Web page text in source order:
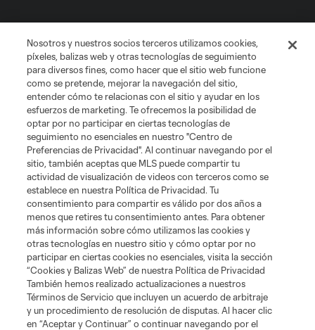
Club Sites
Términos de servicio Política de privacidad
No vender mi información
Cookies Settings
©2026 MLS. El nombre y escudo de la Major League Soccer y MLS son
marcas registradas de League Soccer, L.L.C. (“MLS”). Los nombres y logos
de los equipos de la MLS están registrados y son marcas bajo ley común
de la MLS o son usadas con el permiso de sus propietarios. Uso
desautorizado está prohibido.
Nosotros y nuestros socios terceros utilizamos cookies,
píxeles, balizas web y otras tecnologías de seguimiento
para diversos fines, como hacer que el sitio web funcione
como se pretende, mejorar la navegación del sitio,
entender cómo te relacionas con el sitio y ayudar en los
esfuerzos de marketing. Te ofrecemos la posibilidad de
optar por no participar en ciertas tecnologías de
seguimiento no esenciales en nuestro "Centro de
Preferencias de Privacidad". Al continuar navegando por el
sitio, también aceptas que MLS puede compartir tu
actividad de visualización de videos con terceros como se
establece en nuestra Política de Privacidad. Tu
consentimiento para compartir es válido por dos años a
menos que retires tu consentimiento antes. Para obtener
más información sobre cómo utilizamos las cookies y
otras tecnologías en nuestro sitio y cómo optar por no
participar en ciertas cookies no esenciales, visita la sección
“Cookies y Balizas Web” de nuestra Política de Privacidad
También hemos realizado actualizaciones a nuestros
Términos de Servicio que incluyen un acuerdo de arbitraje
y un procedimiento de resolución de disputas. Al hacer clic
en “Aceptar y Continuar” o continuar navegando por el